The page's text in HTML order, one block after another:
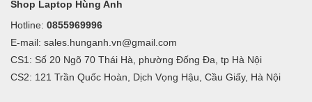
Shop Laptop Hùng Anh
Hotline: 0855969996
E-mail: sales.hunganh.vn@gmail.com
CS1: Số 20 Ngõ 70 Thái Hà, phường Đống Đa, tp Hà Nội
CS2: 121 Trần Quốc Hoàn, Dịch Vọng Hậu, Cầu Giấy, Hà Nội